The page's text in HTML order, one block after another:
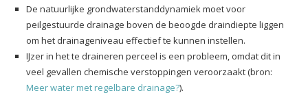
De natuurlijke grondwaterstanddynamiek moet voor
peilgestuurde drainage boven de beoogde draindiepte liggen
om het drainageniveau effectief te kunnen instellen.
IJzer in het te draineren perceel is een probleem, omdat dit in
veel gevallen chemische verstoppingen veroorzaakt (bron:
Meer water met regelbare drainage?).